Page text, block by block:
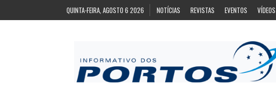
QUINTA-FEIRA, AGOSTO 6 2026 NOTÍCIAS REVISTAS EVENTOS VÍDEOS